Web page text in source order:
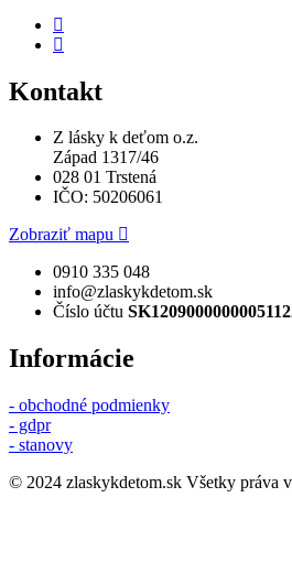
Kontakt
Z lásky k deťom o.z.
Západ 1317/46
028 01 Trstená
IČO: 50206061
Zobraziť mapu
0910 335 048
info@zlaskykdetom.sk
Číslo účtu
Informácie
- obchodné podmienky
- gdpr
- stanovy
© 2024 zlaskykdetom.sk Všetky práva